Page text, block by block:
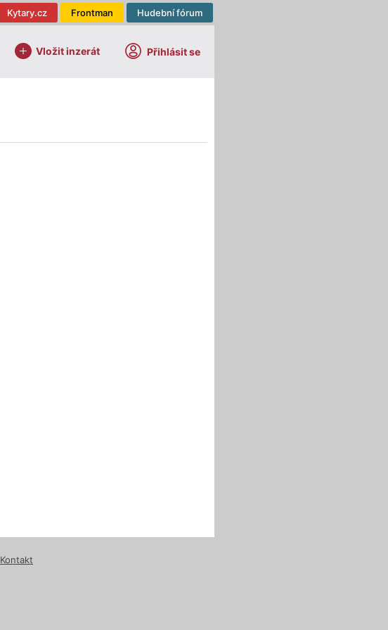
Hudební fórum
Frontman
Kytary.cz
Vložit inzerát Přihlásit se
Kontakt